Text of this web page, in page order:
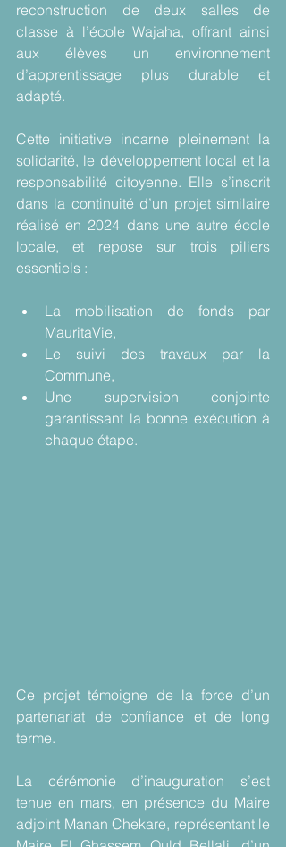
reconstruction de deux salles de
classe à l’école Wajaha, offrant ainsi
aux élèves un environnement
d’apprentissage plus durable et
adapté.
Cette initiative incarne pleinement la
solidarité, le développement local et la
responsabilité citoyenne. Elle s’inscrit
dans la continuité d’un projet similaire
réalisé en 2024 dans une autre école
locale, et repose sur trois piliers
essentiels :
La mobilisation de fonds par
MauritaVie,
Le suivi des travaux par la
Commune,
Une supervision conjointe
garantissant la bonne exécution à
chaque étape.
Ce projet témoigne de la force d’un
partenariat de confiance et de long
terme.
La cérémonie d’inauguration s’est
tenue en mars, en présence du Maire
adjoint Manan Chekare, représentant le